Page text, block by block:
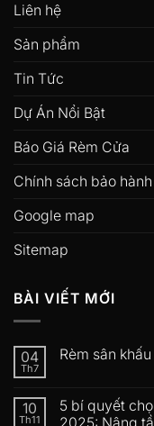
Liên hệ
Sản phẩm
Tin Tức
Dự Án Nổi Bật
Báo Giá Rèm Cửa
Chính sách bảo hành
Google map
Sitemap
BÀI VIẾT MỚI
04
Th7
Rèm sân
10
Th11
5 bí quyết